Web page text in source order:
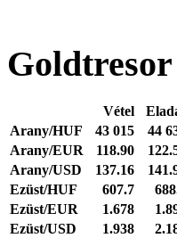
Vétel
Arany/HUF
43 015
44
Arany/EUR
118.90
Arany/USD
137.16
Ezüst/HUF
607.7
Ezüst/EUR
1.678
Ezüst/USD
1.938